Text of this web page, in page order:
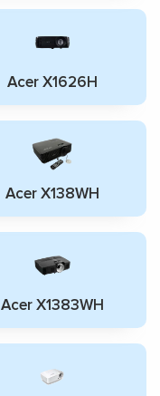
Acer X1626H
Acer X138WH
Acer X1383WH